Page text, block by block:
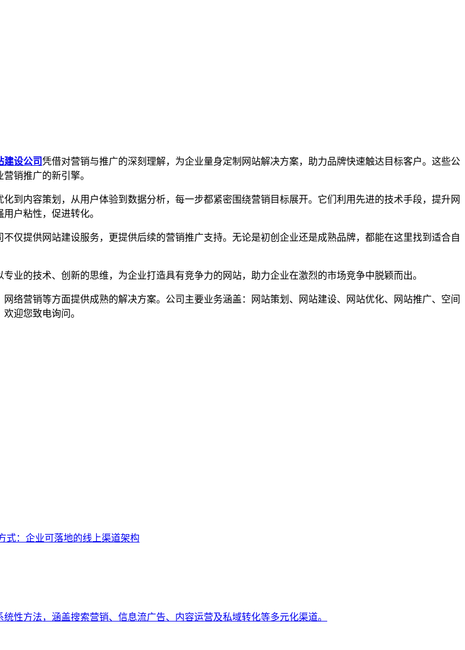
建设公司凭借对营销与推广的深刻理解，为企业量身定制网站解决方案，助力品牌快速触达目标客户。这些公
销推广的新引擎。
内容策划，从用户体验到数据分析，每一步都紧密围绕营销目标展开。它们利用先进的技术手段，提升网
户粘性，促进转化。
提供网站建设服务，更提供后续的营销推广支持。无论是初创企业还是成熟品牌，都能在这里找到适合自
的技术、创新的思维，为企业打造具有竞争力的网站，助力企业在激烈的市场竞争中脱颖而出。
营销等方面提供成熟的解决方案。公司主要业务涵盖：网站策划、网站建设、网站优化、网站推广、空间
迎您致电询问。
式：企业可落地的线上渠道架构
性方法，涵盖搜索营销、信息流广告、内容运营及私域转化等多元化渠道。